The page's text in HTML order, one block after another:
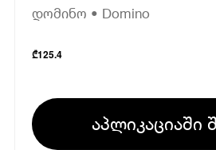
დომინო • Domino
₾125.4
აპლიკაციაში